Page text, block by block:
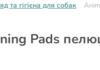
та гігієна для собак
Pads